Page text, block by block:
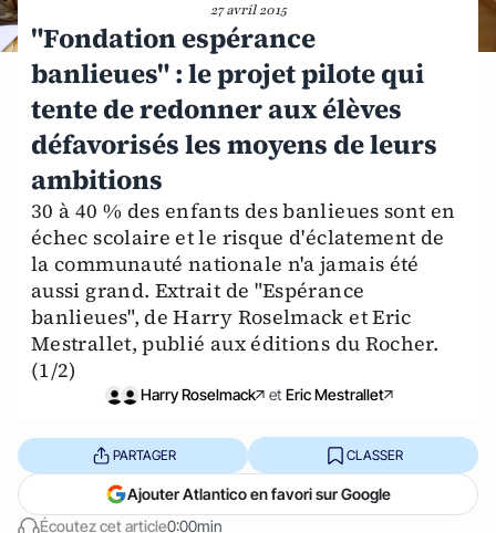
27 avril 2015
"Fondation espérance
banlieues" : le projet pilote qui
tente de redonner aux élèves
défavorisés les moyens de leurs
ambitions
30 à 40 % des enfants des banlieues sont en
échec scolaire et le risque d'éclatement de
la communauté nationale n'a jamais été
aussi grand. Extrait de "Espérance
banlieues", de Harry Roselmack et Eric
Mestrallet, publié aux éditions du Rocher.
(1/2)
Harry Roselmack et Eric Mestrallet
Écoutez cet article0:00min
PARTAGER CLASSER
Ajouter Atlantico en favori sur Google